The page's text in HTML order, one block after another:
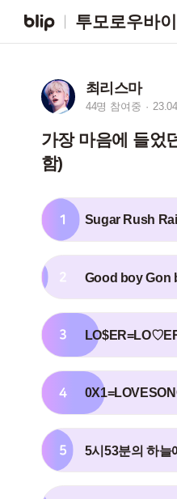
투모로우바
최리스마
44명 참여중
가장 마음에 들었
함)
1 Sugar Rush
2 Good boy Gon
3
4
5